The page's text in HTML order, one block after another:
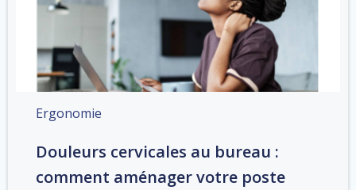
Ergonomie
Douleurs cervicales au bureau :
comment aménager votre poste